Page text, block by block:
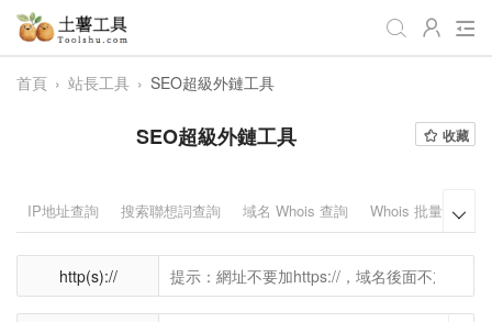
視頻處理
網站導航
首頁 › 站長工具 › SEO超級外鏈工具
SEO超級外鏈工具 收藏
IP地址查詢 搜索聯想詞查詢 域名 Whois 查詢 Whois 批量域名查

http(s)://